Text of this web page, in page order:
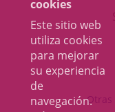
cookies
Este sitio web
utiliza cookies
para mejorar
su experiencia
de
navegación.Otras